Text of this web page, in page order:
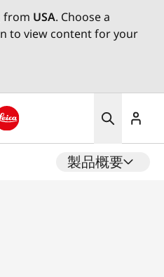
from USA. Choose a
to view content for your
製品概要